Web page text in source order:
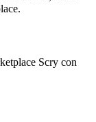
Scry con